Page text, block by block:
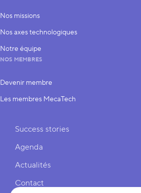
Nos missions
Nos axes technologiques
Notre équipe
NOS MEMBRES
Devenir membre
Les membres MecaTech
Liens rapides
Success stories
Agenda
Actualités
Contact